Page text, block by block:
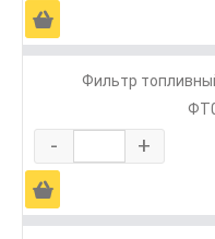
Ä
Фильтр
- +
Ä